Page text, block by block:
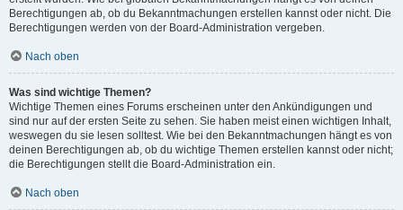
Berechtigungen ab, ob du Bekanntmachungen erstellen kannst oder nicht. Die
Berechtigungen werden von der Board-Administration vergeben.
Nach oben
Was sind wichtige Themen?
Wichtige Themen eines Forums erscheinen unter den Ankündigungen und
sind nur auf der ersten Seite zu sehen. Sie haben meist einen wichtigen Inhalt,
weswegen du sie lesen solltest. Wie bei den Bekanntmachungen hängt es von
deinen Berechtigungen ab, ob du wichtige Themen erstellen kannst oder nicht;
die Berechtigungen stellt die Board-Administration ein.
Nach oben